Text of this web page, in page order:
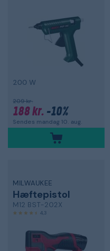
200 W
209 kr.
188 kr. -10%
Sendes mandag 10. aug.
MILWAUKEE
Hæftepistol
M12 BST-202X
4,3